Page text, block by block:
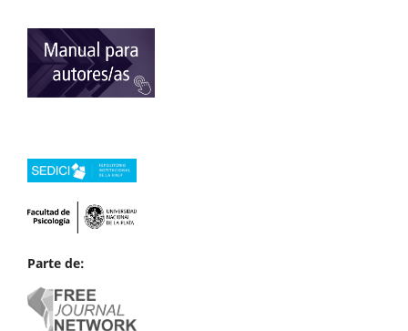
Parte de: